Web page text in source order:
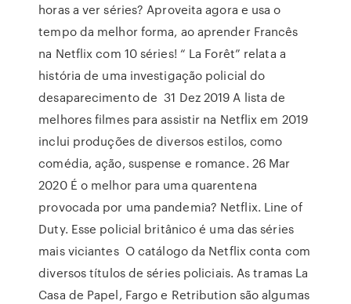
horas a ver séries? Aproveita agora e usa o
tempo da melhor forma, ao aprender Francês
na Netflix com 10 séries! “ La Forêt” relata a
história de uma investigação policial do
desaparecimento de 31 Dez 2019 A lista de
melhores filmes para assistir na Netflix em 2019
inclui produções de diversos estilos, como
comédia, ação, suspense e romance. 26 Mar
2020 É o melhor para uma quarentena
provocada por uma pandemia? Netflix. Line of
Duty. Esse policial britânico é uma das séries
mais viciantes O catálogo da Netflix conta com
diversos títulos de séries policiais. As tramas La
Casa de Papel, Fargo e Retribution são algumas